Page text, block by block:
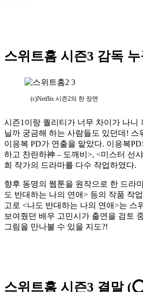
스위트홈 시즌3 감독 누
(c)Netflix 시즌2의 한 장면
시즌1이랑 퀄리티가 너무 차이가 나니
닐까 궁금해 하는 사람들도 있던데! 스
이응복 PD가 연출을 맡았다. 이응복
하고 찬란하神 – 도깨비>, <미스터 선
희 작가의 드라마를 다수 작업하였다.
향후 동명의 웹툰을 원작으로 한 드라
도 반대하는 나의 연애> 등의 작품 작
고로 <나도 반대하는 나의 연애>는 스
보여줬던 배우 고민시가 출연을 검토
그림을 만나볼 수 있을 지도?!
스위트홈 시즌3 결말